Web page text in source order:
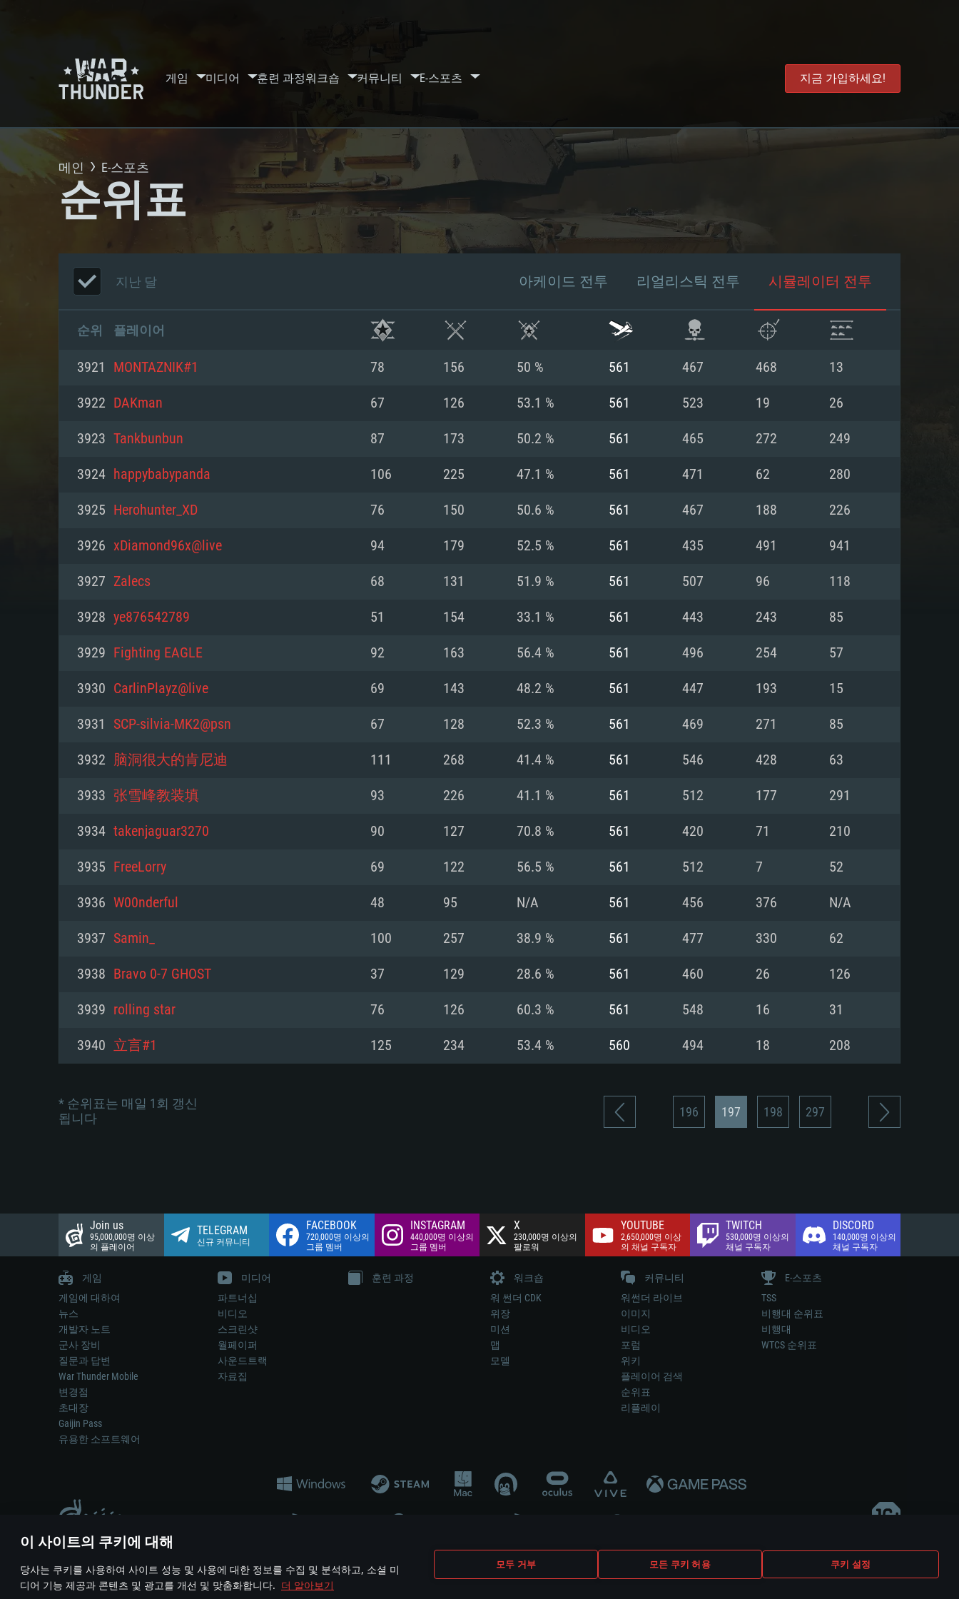
이 사이트의 쿠키에 대해
당사는 쿠키를 사용하여 사이트 성능 및 사용에 대한 정보를 수집 및 분석하고, 소셜 미
디어 기능 제공과 콘텐츠 및 광고를 개선 및 맞춤화합니다. 더 알아보기
모두 거부 모든 쿠키 허용 쿠키 설정
게임 미디어 훈련 과정워크숍 커뮤니티 E-스포츠 지금 가입하세요!
시스템 요구사항
PC MAC Linux
최소사양
운영체제: Windows 10 (64 bit)
프로세서: 2.2 GHz 듀얼코어 이상
메모리: 4GB
그래픽 카드: DirectX 11 이상을 지원하는 AMD
해상도: 720p
네트워크: 브로드밴드 인터넷
여유 저장 공간: 22.1 GB (최소 클라이언트)
권장 사양
운영체제: Windows 10/11 (64 bit)
프로세서: Intel Core i5 또는 Ryzen 5 3600 이상
메모리: 16 GB 이상
그래픽 카드: DirectX 11 이상을 지원하는 Nvidia
최소사양
운영체제: Mac OS Big Sur 11.0
프로세서: 최소 2.2 GHz의 Core i5 (Intel Xeon 은 지
(Mac), 혹은 이와 비슷한 성능을 가지는 Mac 버전
의 AMD/Nvidia. 최소 해상도: 720p
네트워크: 브로드밴드 인터넷
여유 저장 공간: 22.1 GB (최소 클라이언트)
권장 사양
운영체제: Mac OS Big Sur 11.0
프로세서: Core i7 (Intel Xeon 은 지원하지 않습니
네트워크: 브로드밴드 인터넷
여유 저장 공간: 62.2 GB (전체 클라이언트)
최소사양
운영체제: 64bit Linux 중 최신 버전
프로세서: 2.4 GHz 듀얼코어
메모리: 4 GB
그래픽 카드: Vulkan 을 지원하고, 최신 그래픽 드라
와 동급의 성능을 가지며 최신 그래픽 드라이버를
지원하는 AMD (6개월 미만; 최소사양 지원 해상도
권장 사양
운영체제: Ubuntu 20.04 64bit
프로세서: Intel Core i7
메모리: 16 GB
그래픽 카드: Vulkan 을 지원하고, 최신 그래픽 드라
와 동급의 성능을 가지며 최신 그래픽 드라이버를
지원하는 AMD RX 570 (6개월 미만; 최소사양 지원
메인 E-스포츠
순위표
지난 달 아케이드 전투 리얼리스틱 전투 시뮬레이터 전투
순위 플레이어
3921 MONTAZNIK#1 78 156 50 % 561 467 468 13
3922 DAKman 67 126 53.1 % 561 523 19 26
3923 Tankbunbun 87 173 50.2 % 561 465 272 249
3924 happybabypanda 106 225 47.1 % 561 471 62 280
3925 Herohunter_XD 76 150 50.6 % 561 467 188 226
3926 xDiamond96x@live 94 179 52.5 % 561 435 491 941
3927 Zalecs 68 131 51.9 % 561 507 96 118
3928 ye876542789 51 154 33.1 % 561 443 243 85
3929 Fighting EAGLE 92 163 56.4 % 561 496 254 57
3930 CarlinPlayz@live 69 143 48.2 % 561 447 193 15
3931 SCP-silvia-MK2@psn 67 128 52.3 % 561 469 271 85
3932 脑洞很大的肯尼迪 111 268 41.4 % 561 546 428 63
3933 张雪峰教装填 93 226 41.1 % 561 512 177 291
3934 takenjaguar3270 90 127 70.8 % 561 420 71 210
3935 FreeLorry 69 122 56.5 % 561 512 7 52
3936 W00nderful 48 95 N/A 561 456 376 N/A
3937 Samin_ 100 257 38.9 % 561 477 330 62
3938 Bravo 0-7 GHOST 37 129 28.6 % 561 460 26 126
3939 rolling star 76 126 60.3 % 561 548 16 31
3940 立言#1 125 234 53.4 % 560 494 18 208
* 순위표는 매일 1회 갱신
됩니다
196 197 198 297
Join us
95,000,000명 이상
의 플레이어
TELEGRAM
신규 커뮤니티
FACEBOOK
720,000명 이상의
그룹 멤버
INSTAGRAM
440,000명 이상의
그룹 멤버
X
230,000명 이상의
팔로워
YOUTUBE
2,650,000명 이상
의 채널 구독자
TWITCH
530,000명 이상의
채널 구독자
DISCORD
140,000명 이상의
채널 구독자
게임
게임에 대하여
뉴스
개발자 노트
군사 장비
질문과 답변
War Thunder Mobile
변경점
초대장
Gaijin Pass
유용한 소프트웨어
미디어
파트너십
비디오
스크린샷
월페이퍼
사운드트랙
자료집
훈련 과정
워크숍
워 썬더 CDK
위장
미션
맵
모델
커뮤니티
워썬더 라이브
이미지
비디오
포럼
위키
플레이어 검색
순위표
리플레이
E-스포츠
TSS
비행대 순위표
비행대
WTCS 순위표
게임 에서 어떠한 현실의 무기나 차량을 묘사하는 것은 무기 개발 업체나 장비 제조 업체가 게임 개발 후원 또는 홍보에 참여하지 않습니다..
© 2011—2026 Gaijin Games Kft. All trademarks, logos and brand names are the property of their respective owners.
이용 약관 이용 약관